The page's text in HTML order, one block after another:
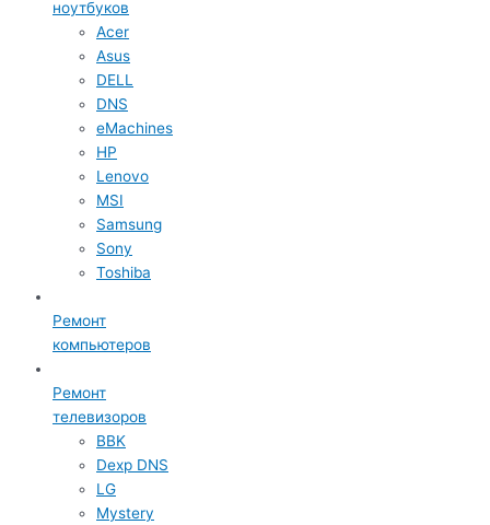
ноутбуков
Acer
Asus
DELL
DNS
eMachines
HP
Lenovo
MSI
Samsung
Sony
Toshiba
Ремонт
компьютеров
Ремонт
телевизоров
BBK
Dexp DNS
LG
Mystery